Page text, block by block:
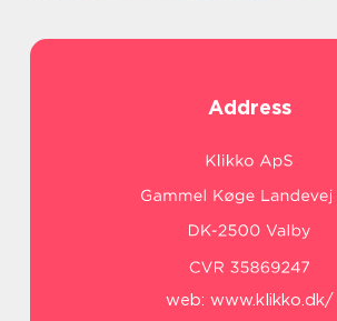
Address
web: www.klikko.dk/